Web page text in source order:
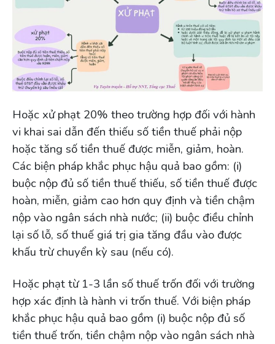
Hoặc xử phạt 20% theo trường hợp đối với hành
vi khai sai dẫn đến thiếu số tiền thuế phải nộp
hoặc tăng số tiền thuế được miễn, giảm, hoàn.
Các biện pháp khắc phục hậu quả bao gồm: (i)
buộc nộp đủ số tiền thuế thiếu, số tiền thuế được
hoàn, miễn, giảm cao hơn quy định và tiền chậm
nộp vào ngân sách nhà nước; (ii) buộc điều chỉnh
lại số lỗ, số thuế giá trị gia tăng đầu vào được
khấu trừ chuyển kỳ sau (nếu có).
Hoặc phạt từ 1-3 lần số thuế trốn đối với trường
hợp xác định là hành vi trốn thuế. Với biện pháp
khắc phục hậu quả bao gồm (i) buộc nộp đủ số
tiền thuế trốn, tiền chậm nộp vào ngân sách nhà